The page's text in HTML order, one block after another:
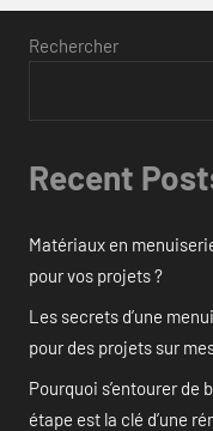
Rechercher
Recent
Matériaux en
pour vos projets ?
Les secrets d’une
pour des projets sur
Pourquoi s’entourer de
étape est la clé d’une